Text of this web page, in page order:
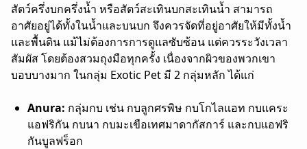
สัตว์ครึ่งบกครึ่งน้ำ หรือสัตว์สะเทินบกสะเทินน้ำ สามารถ
อาศัยอยู่ได้ทั้งในน้ำและบนบก จึงควรจัดที่อยู่อาศัยให้มีทั้งน้ำ
และพื้นดิน แม้ไม่ต้องการการดูแลซับซ้อน แต่ควรระวังเวลา
สัมผัส โดยต้องสวมถุงมือทุกครั้ง เนื่องจากผิวของพวกเขา
บอบบางมาก ในกลุ่ม Exotic Pet มี 2 กลุ่มหลักได้แก่
Anura: กลุ่มกบ เช่น กบลูกศรพิษ กบโกไลแอท กบแคระ
แอฟริกัน กบนา กบมะเขือเทศมาดากัสการ์ และกบแอฟริ
กันบูลฟร็อก